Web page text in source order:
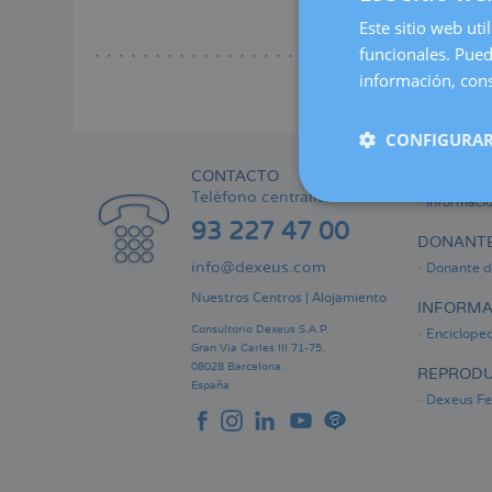
a
la
Lee
CONTACTO
Teléfono centralita:
93 227 47 00
info@dexeus.com
Nuestros Centros Alojamiento
Consultorio Dexeus S.A.P.
Gran Via Carles III 71-75.
08028 Barcelona.
España
Donante
Dexeus
Este sitio web
funcionales.
información,